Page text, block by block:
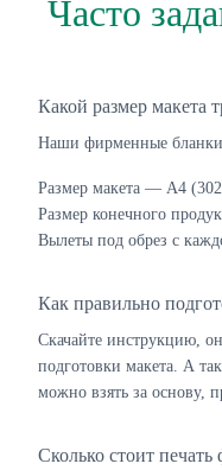
Часто
Какой размер макета
Наши фирменные
Размер макета — А4
Размер конечного
Вылеты под обрез с
Как правильно
Скачайте инструкцию,
подготовки макета. А
можно взять за основу,
Сколько стоит